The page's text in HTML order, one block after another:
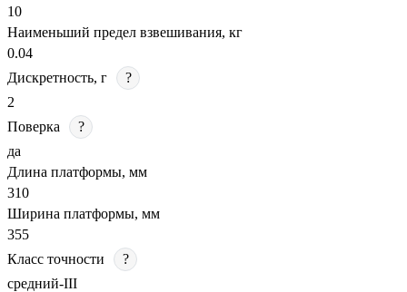
10
Наименьший предел взвешивания, кг
0.04
Дискретность, г
?
2
Поверка
?
да
Длина платформы, мм
310
Ширина платформы, мм
355
Класс точности
?
средний-III